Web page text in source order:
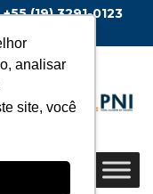
analisar
site, você
+55 (19) 3291-0123